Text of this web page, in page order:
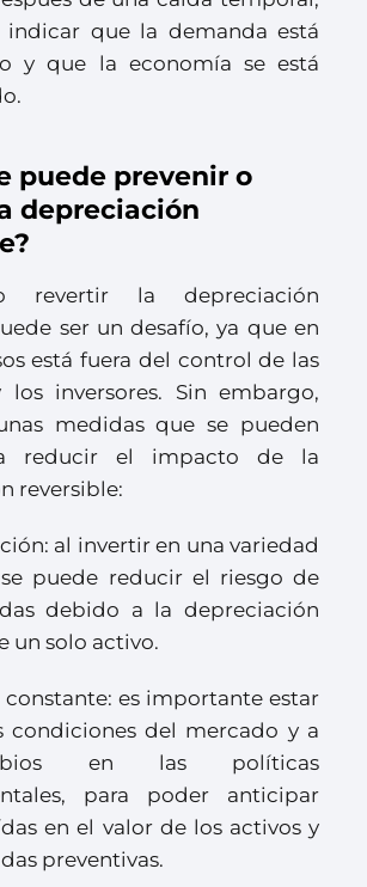
indicar que la demanda está
y que la economía se está
puede prevenir o
depreciación
revertir la depreciación
ser un desafío, ya que en
está fuera del control de las
los inversores. Sin embargo,
medidas que se pueden
reducir el impacto de la
reversible:
al invertir en una variedad
puede reducir el riesgo de
debido a la depreciación
un solo activo.
es importante estar
condiciones del mercado y a
en las políticas
para poder anticipar
en el valor de los activos y
preventivas.